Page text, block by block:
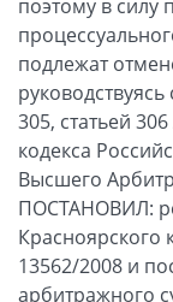
поэтому в силу
подлежат
руководствуясь
305, статьей
кодекса
Высшего
ПОСТАНОВИЛ:
Красноярского
13562/2008 и
арбитражного